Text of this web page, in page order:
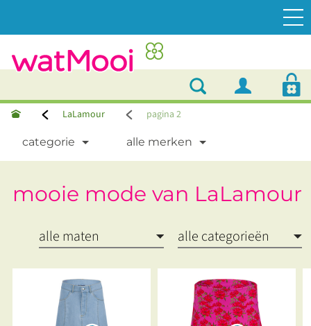
LaLamour pagina 2
categorie alle merken
mooie mode van LaLamour